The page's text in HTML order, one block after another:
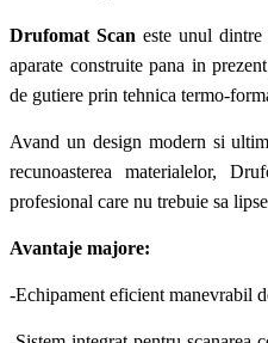
Drufomat Scaneste unul
aparate construite pana in
de gutiere prin tehnica termo-
Avand un design modern si
recunoasterea materialelor,
profesional care nu trebuie sa
Avantaje majore:
-Echipament eficient manevrabil